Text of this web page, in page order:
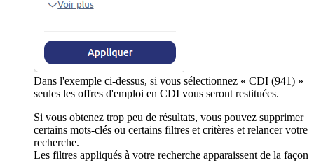
Dans l'exemple ci-dessus, si vous sélectionnez « CDI (941) »
seules les offres d'emploi en CDI vous seront restituées.
Si vous obtenez trop peu de résultats, vous pouvez supprimer
certains mots-clés ou certains filtres et critères et relancer votre
recherche.
Les filtres appliqués à votre recherche apparaissent de la façon